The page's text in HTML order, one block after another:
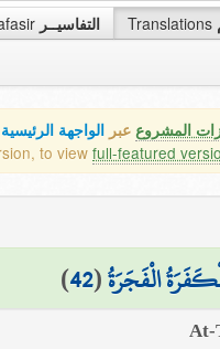
التفاسيــر Translations
المشروع عبر الواجهة الرئيسية
to view full-featured
الْفَجَرَةُ(
42
)